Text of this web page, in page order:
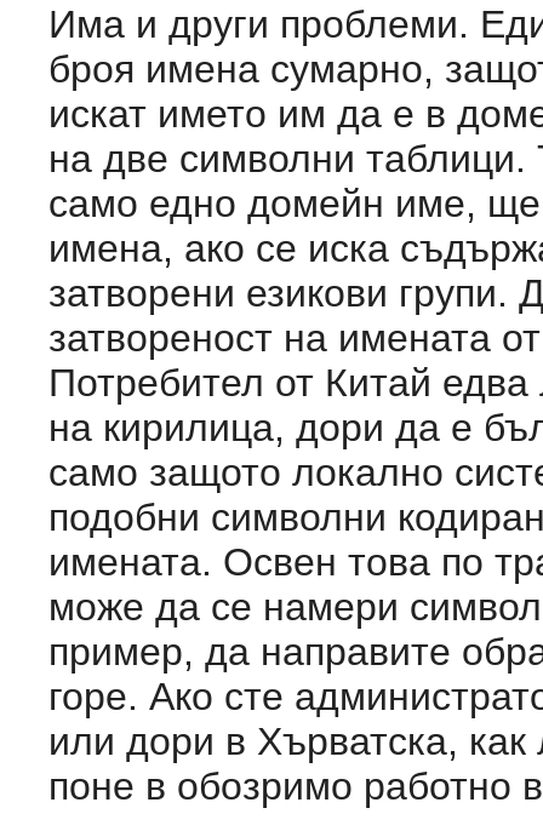
Има и други проблеми.
броя имена сумарно,
искат името им да е в
на две символни таблици.
само едно домейн име,
имена, ако се иска
затворени езикови групи.
затвореност на имената
Потребител от Китай
на кирилица, дори да е
само защото локално
подобни символни
имената. Освен това по
може да се намери
пример, да направите
горе. Ако сте
или дори в Хърватска,
поне в обозримо работно